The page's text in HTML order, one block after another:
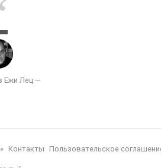
Контакты Пользовательское